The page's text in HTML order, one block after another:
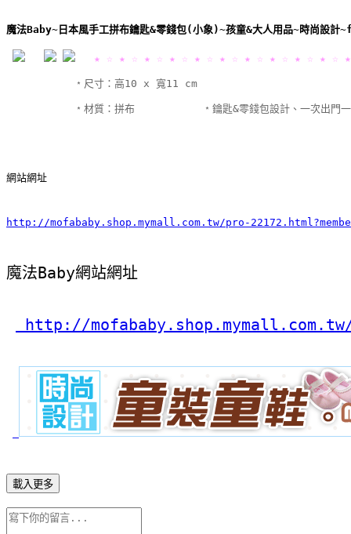
魔法Baby~日本風手工拼布鑰匙&零錢包(小象)~孩童&大人用品~時尚設計
★ ☆ ★ ☆ ★ ☆ ★ ☆ ★ ☆ ★ ☆ ★ ☆ ★ ☆ ★ ☆ ★ ☆
﹡尺寸：高10 x 寬11 cm
﹡材質：拼布 ﹡鑰匙&零錢包設計、一次出門一
網站網址
http://mofababy.shop.mymall.com.tw/pro-
魔法Baby網站網址
http://mofababy.shop.mymall.com.tw/
載入更多